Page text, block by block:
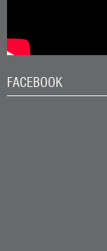
FACEBOOK